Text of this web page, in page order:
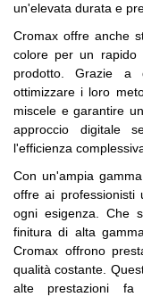
un'elevata durata e
Cromax offre anche
colore per un rapido
prodotto. Grazie a
ottimizzare i loro
miscele e garantire
approccio digitale
l'efficienza
Con un'ampia
offre ai professionisti
ogni esigenza. Che
finitura di alta
Cromax offrono
qualità costante.
alte prestazioni